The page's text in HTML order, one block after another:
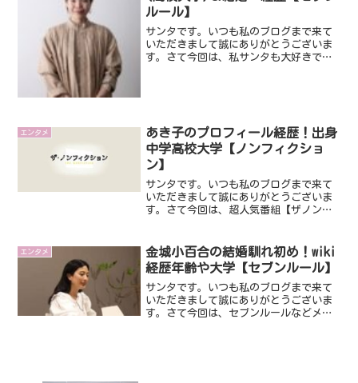
ルール】
サンタです。いつも私のブログまで来て
いただきまして誠にありがとうございま
す。さて今回は、私サンタも大好きでよ
エンタメ
あき子のプロフィール経歴！出身
中学高校大学【ノンフィクショ
ン】
サンタです。いつも私のブログまで来て
いただきまして誠にありがとうございま
す。さて今回は、超人気番組【ザノンフ
ィクションとても考えさせられる番組で
すが、非常に心に残る内容...
エンタメ
金城小百合の結婚馴れ初め！wiki
経歴年齢や大学【セブンルール】
サンタです。いつも私のブログまで来て
いただきまして誠にありがとうございま
す。さて今回は、セブンルールなどメデ